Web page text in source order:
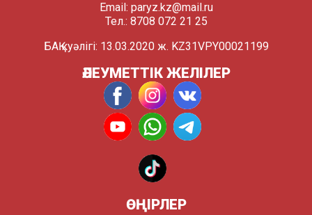
Email: paryz.kz@mail.ru
Тел.: 8708 072 21 25
БАҚ куәлігі: 13.03.2020 ж. KZ31VPY00021199
ӘЛЕУМЕТТІК ЖЕЛІЛЕР
ӨҢІРЛЕР